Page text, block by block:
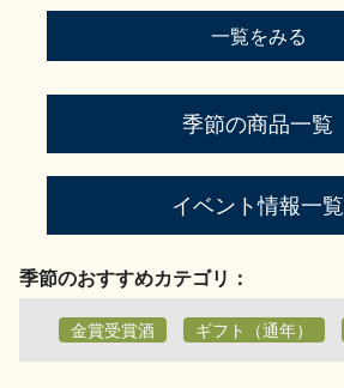
一覧をみる
季節の商品一覧
イベント情報一覧
季節のおすすめカテゴリ：
金賞受賞酒 ギフト（通年）